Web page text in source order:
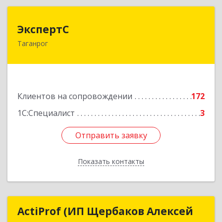
ЭкспертС
Таганрог
Клиентов на сопровождении
172
1С:Специалист
3
Отправить заявку
Показать контакты
Отправить заявку
Назад
ActiProf (ИП Щербаков Алексей
ActiProf (ИП Щербаков Алексей